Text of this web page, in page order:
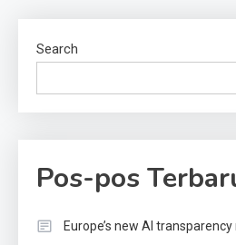
Search
Pos-pos
Europe’s new AI